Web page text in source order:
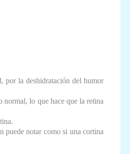
por la deshidratación del humor
normal, lo que hace que la retina
puede notar como si una cortina